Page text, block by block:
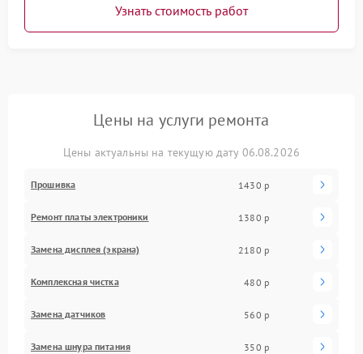
Узнать стоимость работ
Цены на услуги ремонта
Цены актуальны на текущую дату 06.08.2026
Прошивка 1430 р
Ремонт платы электроники 1380 р
Замена дисплея (экрана) 2180 р
Комплексная чистка 480 р
Замена датчиков 560 р
Замена шнура питания 350 р